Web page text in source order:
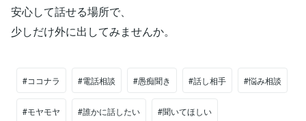
安心して話せる場所で、
少しだけ外に出してみませんか。
#ココナラ #電話相談 #愚痴聞き #話し相手 #悩み相談
#モヤモヤ #誰かに話したい #聞いてほしい